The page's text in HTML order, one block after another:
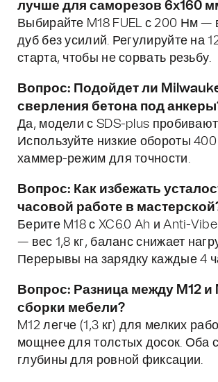
лучше для саморезов 6x160
Выбирайте M18 FUEL с 200 Нм —
дуб без усилий. Регулируйте на
старта, чтобы не сорвать резьбу.
Вопрос: Подойдет ли
сверления бетона под
Да, модели с SDS-plus
Используйте низкие обороты
хаммер-режим для точности.
Вопрос: Как избежать
часовой работе в
Берите M18 с XC6.0 Ah и Anti-
— вес 1,8 кг, баланс снижает
Перерывы на зарядку каждые 4
Вопрос: Разница между M12 и
сборки мебели?
M12 легче (1,3 кг) для мелких
мощнее для толстых досок. Оба
глубины для ровной фиксации.